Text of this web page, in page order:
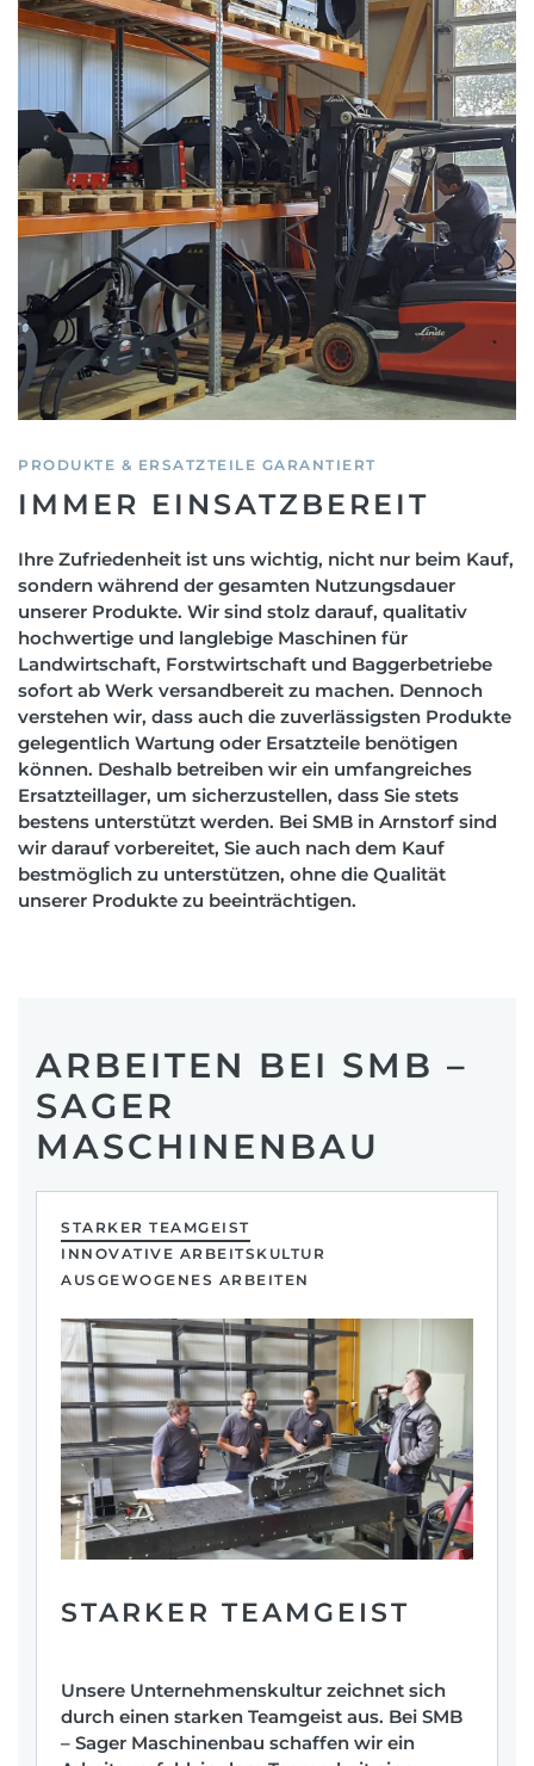
PRODUKTE & ERSATZTEILE GARANTIERT
IMMER EINSATZBEREIT
Ihre Zufriedenheit ist uns wichtig, nicht nur beim Kauf,
sondern während der gesamten Nutzungsdauer
unserer Produkte. Wir sind stolz darauf, qualitativ
hochwertige und langlebige Maschinen für
Landwirtschaft, Forstwirtschaft und Baggerbetriebe
sofort ab Werk versandbereit zu machen. Dennoch
verstehen wir, dass auch die zuverlässigsten Produkte
gelegentlich Wartung oder Ersatzteile benötigen
können. Deshalb betreiben wir ein umfangreiches
Ersatzteillager, um sicherzustellen, dass Sie stets
bestens unterstützt werden. Bei SMB in Arnstorf sind
wir darauf vorbereitet, Sie auch nach dem Kauf
bestmöglich zu unterstützen, ohne die Qualität
unserer Produkte zu beeinträchtigen.
ARBEITEN BEI SMB –
SAGER
MASCHINENBAU
STARKER TEAMGEIST
INNOVATIVE ARBEITSKULTUR
AUSGEWOGENES ARBEITEN
STARKER TEAMGEIST
Unsere Unternehmenskultur zeichnet sich
durch einen starken Teamgeist aus. Bei SMB
– Sager Maschinenbau schaffen wir ein